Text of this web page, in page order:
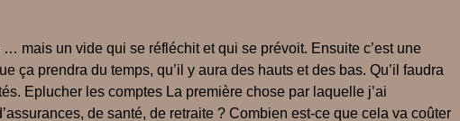
mais un vide qui se réfléchit et qui se prévoit. Ensuite c’est une
ça prendra du temps, qu’il y aura des hauts et des bas. Qu’il faudra
Eplucher les comptes La première chose par laquelle j’ai
de santé, de retraite ? Combien est-ce que cela va coûter